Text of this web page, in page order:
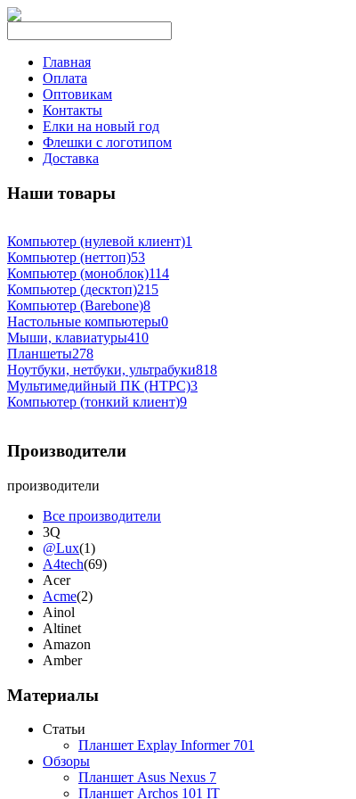
Главная
Оплата
Оптовикам
Контакты
Елки на новый год
Флешки с логотипом
Доставка
Наши товары
Компьютер (нулевой клиент)1
Компьютер (неттоп)53
Компьютер (моноблок)114
Компьютер (десктоп)215
Компьютер (Barebone)8
Настольные компьютеры0
Мыши, клавиатуры410
Планшеты278
Ноутбуки, нетбуки, ультрабуки818
Мультимедийный ПК (HTPC)3
Компьютер (тонкий клиент)9
Производители
производители
Все производители
3Q
@Lux(1)
A4tech(69)
Acer
Acme(2)
Ainol
Altinet
Amazon
Amber
Apache
Apple
Apriori
Archos
Armaggeddon(2)
Assistant
Asus
(9)
Материалы
Статьи
Планшет Explay Informer 701
Обзоры
Планшет Asus Nexus 7
Планшет Archos 101 IT